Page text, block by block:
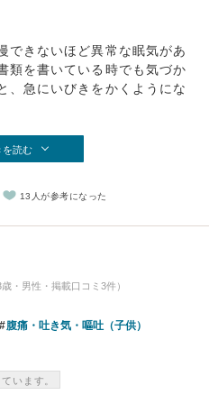
できないほど異常な眠気があ
類を書いている時でも気づか
、急にいびきをかくようにな
を読む
13人が参考になった
・男性・掲載口コミ3件）
腹痛・吐き気・嘔吐（子供）
います。